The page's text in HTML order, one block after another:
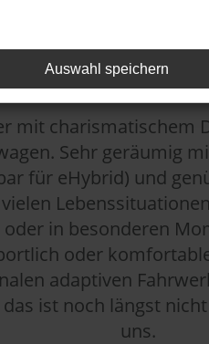
NEUE
6,8-6,4 l/100 km; CO₂-
mit charismatischem
Sehr geräumig
für eHybrid) und
oder in besonderen
oder
adaptiven
ist noch längst
uns.
Auswahl speichern